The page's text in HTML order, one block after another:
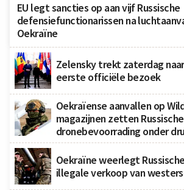
EU legt sancties op aan vijf Russische
defensiefunctionarissen na
Oekraïne
Zelensky trekt zaterdag
eerste officiële bezoek
Oekraïense aanvallen op
magazijnen zetten Russische
dronebevoorrading onder
Oekraïne weerlegt
illegale verkoop van